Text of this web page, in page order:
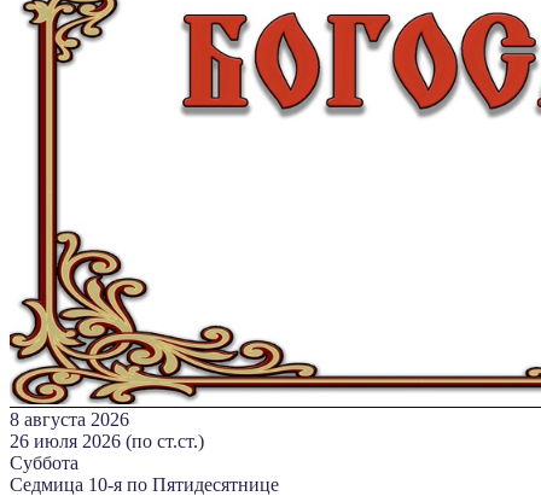
8 августа 2026
26 июля 2026 (по ст.ст.)
Суббота
Седмица 10-я по Пятидесятнице